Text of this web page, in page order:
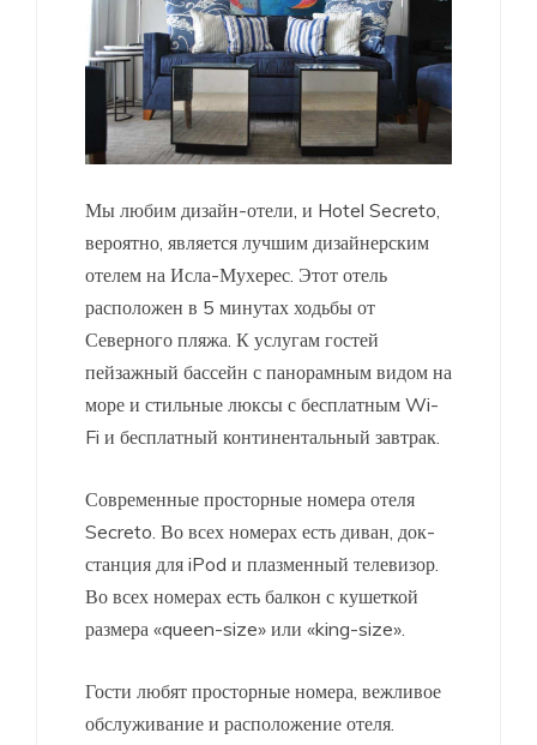
Мы любим дизайн-отели, и Hotel Secreto,
вероятно, является лучшим дизайнерским
отелем на Исла-Мухерес. Этот отель
расположен в 5 минутах ходьбы от
Северного пляжа. К услугам гостей
пейзажный бассейн с панорамным видом на
море и стильные люксы с бесплатным Wi-
Fi и бесплатный континентальный завтрак.
Современные просторные номера отеля
Secreto. Во всех номерах есть диван, док-
станция для iPod и плазменный телевизор.
Во всех номерах есть балкон с кушеткой
размера «queen-size» или «king-size».
Гости любят просторные номера, вежливое
обслуживание и расположение отеля.